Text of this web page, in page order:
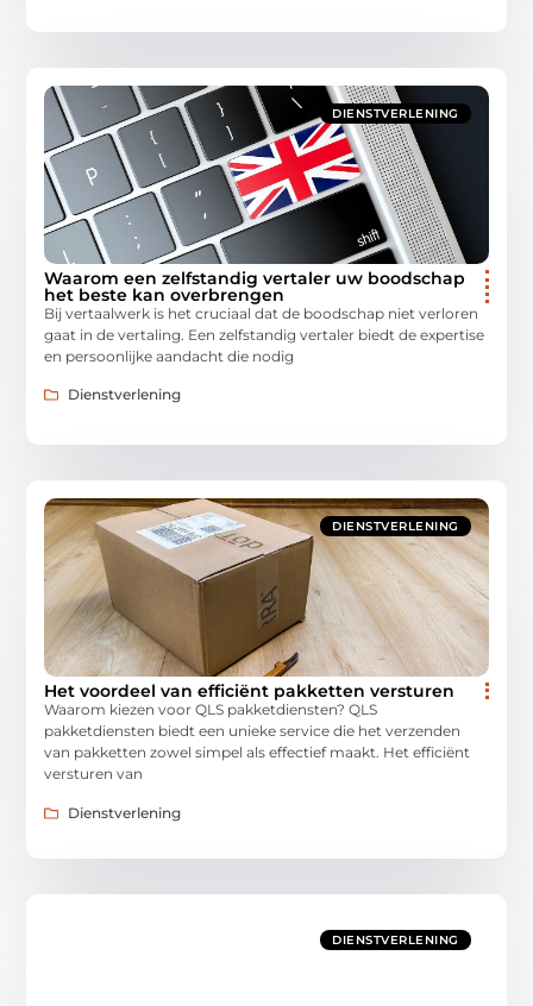
DIENSTVERLENING
Waarom een zelfstandig vertaler uw boodschap
het beste kan overbrengen
Bij vertaalwerk is het cruciaal dat de boodschap niet verloren
gaat in de vertaling. Een zelfstandig vertaler biedt de expertise
en persoonlijke aandacht die nodig
Dienstverlening
DIENSTVERLENING
Het voordeel van efficiënt pakketten versturen
Waarom kiezen voor QLS pakketdiensten? QLS
pakketdiensten biedt een unieke service die het verzenden
van pakketten zowel simpel als effectief maakt. Het efficiënt
versturen van
Dienstverlening
DIENSTVERLENING